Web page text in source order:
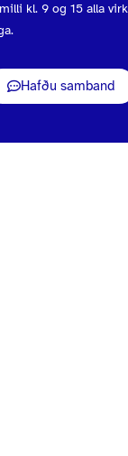
kl. 9 og 15 alla
Hafðu samband